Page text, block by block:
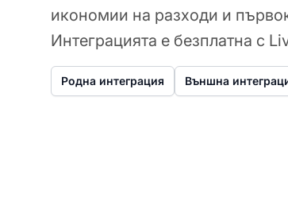
икономии на разходи и
Интеграцията е безплатна с
Родна интеграция Външна